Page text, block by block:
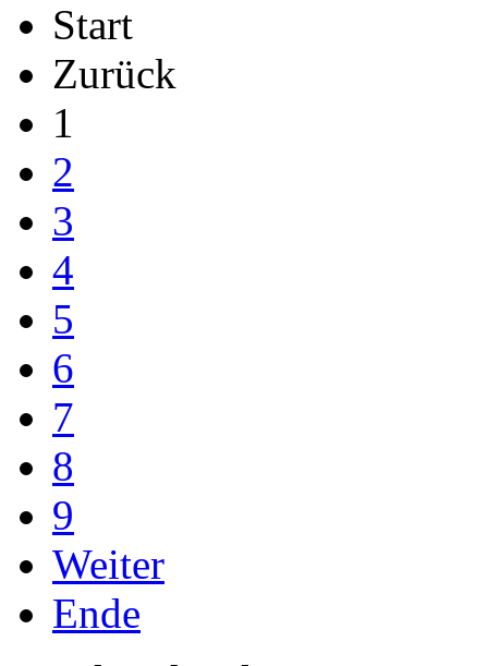
Start
Zurück
1
2
3
4
5
6
7
8
9
Weiter
Ende